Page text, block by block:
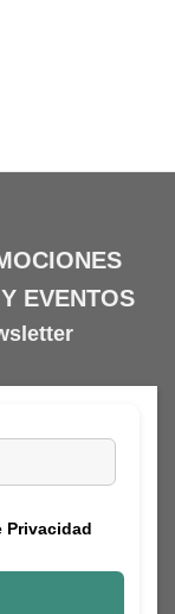
EVENTOS
Privacidad